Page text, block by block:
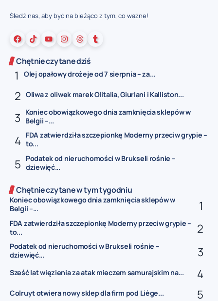
Śledź nas, aby być na bieżąco z tym, co ważne!
Chętnie czytane dziś
Olej opałowy drożeje od 7 sierpnia – za...
Oliwa z oliwek marek Olitalia, Giurlani i Kalliston...
Koniec obowiązkowego dnia zamknięcia sklepów w
Belgii –...
FDA zatwierdziła szczepionkę Moderny przeciw grypie –
to...
Podatek od nieruchomości w Brukseli rośnie –
dziewięć...
Chętnie czytane w tym tygodniu
Koniec obowiązkowego dnia zamknięcia sklepów w
Belgii –...
FDA zatwierdziła szczepionkę Moderny przeciw grypie –
to...
Podatek od nieruchomości w Brukseli rośnie –
dziewięć...
Sześć lat więzienia za atak mieczem samurajskim na...
Colruyt otwiera nowy sklep dla firm pod Liège...